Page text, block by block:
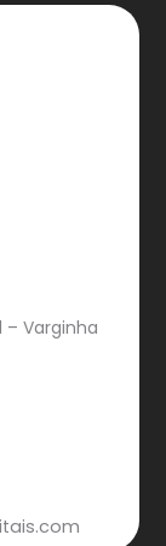
– Varginha